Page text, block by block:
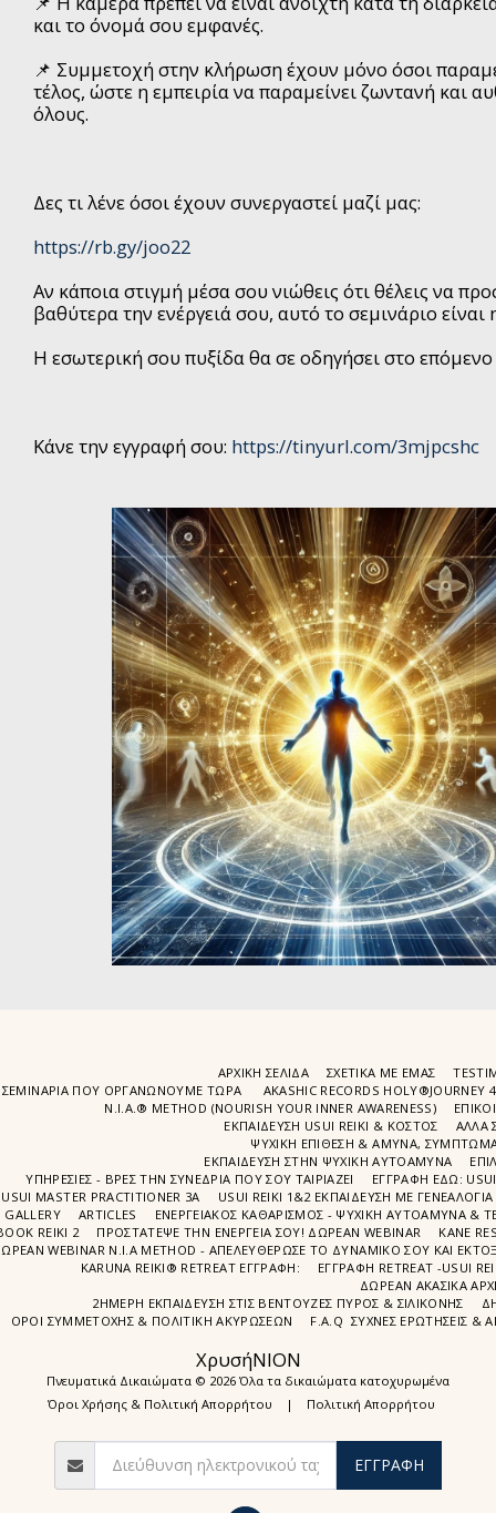
και το όνομά σου εμφανές.
📌 Συμμετοχή στην κλήρωση έχουν μόνο όσοι
τέλος, ώστε η εμπειρία να παραμείνει ζωντανή και
όλους.
Δες τι λένε όσοι έχουν συνεργαστεί μαζί μας:
https://rb.gy/joo22
Αν κάποια στιγμή μέσα σου νιώθεις ότι θέλεις να
βαθύτερα την ενέργειά σου, αυτό το σεμινάριο είναι
Η εσωτερική σου πυξίδα θα σε οδηγήσει στο
Κάνε την εγγραφή σου: https://tinyurl.com/3mjpcshc
ΧρυσήΝΙΟΝ
Πνευματικά Δικαιώματα © 2026 Όλα τα δικαιώματα κατοχυρωμένα
Όροι Χρήσης & Πολιτική Απορρήτου | Πολιτική Απορρήτου
ΑΡΧΙΚΉ ΣΕΛΊΔΑ ΣΧΕΤΙΚΆ ΜΕ ΕΜΆΣ
ΣΕΜΙΝΆΡΙΑ ΠΟΥ ΟΡΓΑΝΏΝΟΥΜΕ ΤΩΡΑ
AKASHIC RECORDS
N.I.A.® METHOD (NOURISH YOUR INNER AWARENESS)
ΕΚΠΑΙΔΕΥΣΗ USUI REIKI & ΚΟΣΤΟΣ
ΑΛΛΑ
ΨΥΧΙΚΉ ΕΠΊΘΕΣΗ & ΆΜΥΝΑ,
ΕΚΠΑΊΔΕΥΣΗ ΣΤΗΝ ΨΥΧΙΚΗ ΑΥΤΟΑΜΥΝΑ
ΥΠΗΡΕΣΙΕΣ - ΒΡΕΣ ΤΗΝ ΣΥΝΕΔΡΙΑ ΠΟΥ ΣΟΥ ΤΑΙΡΙΑΖΕΙ
ΕΓΓΡΑΦΉ EΔΩ:
USUI MASTER PRACTITIONER 3A
USUI REIKI 1&2 EΚΠΑΙΔΕΥΣΗ ΜΕ ΓΕΝΕΑΛΟΓΙΑ
GALLERY
ARTICLES
ΕΝΕΡΓΕΙΑΚΟΣ ΚΑΘΑΡΙΣΜΟΣ - ΨΥΧΙΚΗ ΑΥΤΟΑΜΥΝΑ &
REIKI 2
ΠΡΟΣΤΆΤΕΨΕ ΤΗΝ ΕΝΈΡΓΕΙΆ ΣΟΥ! ΔΩΡΕΑΝ WEBINAR
ΚΑΝΕ
WEBINAR Ν.Ι.Α METHOD - ΑΠΕΛΕΥΘΈΡΩΣΕ ΤΟ ΔΥΝΑΜΙΚΌ ΣΟΥ ΚΑΙ
KARUNA REIKI® RETREAT ΕΓΓΡΑΦΉ:
ΕΓΓΡΑΦΗ RETREAT -USUI
ΔΩΡΕΑΝ ΑΚΑΣΙΚΆ
2ΗΜΕΡΗ ΕΚΠΑΊΔΕΥΣΗ ΣΤΙΣ ΒΕΝΤΟΎΖΕΣ ΠΥΡΌΣ & ΣΙΛΙΚΌΝΗΣ
ΌΡΟΙ ΣΥΜΜΕΤΟΧΉΣ & ΠΟΛΙΤΙΚΉ ΑΚΥΡΏΣΕΩΝ
F.A.Q ΣΥΧΝΈΣ ΕΡΩΤΉΣΕΙΣ &
ΕΓΓΡΑΦΉ